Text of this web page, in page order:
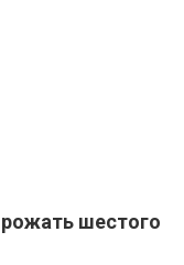
шестого